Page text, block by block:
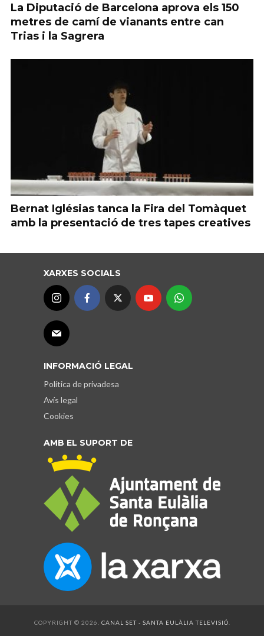
La Diputació de Barcelona aprova els 150
metres de camí de vianants entre can
Trias i la Sagrera
Bernat Iglésias tanca la Fira del Tomàquet
amb la presentació de tres tapes creatives
XARXES SOCIALS
INFORMACIÓ LEGAL
Política de privadesa
Avís legal
Cookies
AMB EL SUPORT DE
COPYRIGHT © 2026. CANAL SET - SANTA EULÀLIA TELEVISIÓ